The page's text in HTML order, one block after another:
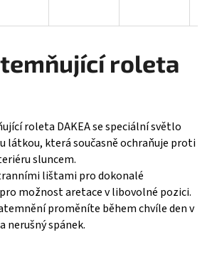
roleta
roleta DAKEA se speciální světlo
látkou, která současně ochraňuje proti
sluncem.
lištami pro dokonalé
možnost aretace v libovolné pozici.
proměníte během chvíle den v
nerušný spánek.